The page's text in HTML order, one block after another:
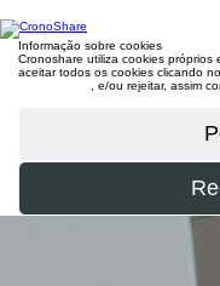
Informação sobre cookies
Cronoshare utiliza cookies
aceitar todos os cookies clicando
, e/ou rejeitar, assim